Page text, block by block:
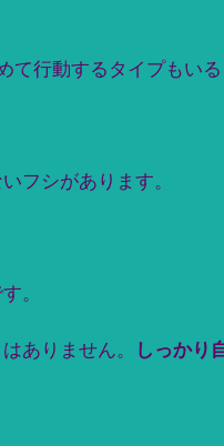
て行動するタイプもいる
フシがあります。
。
ありません。 しっかり